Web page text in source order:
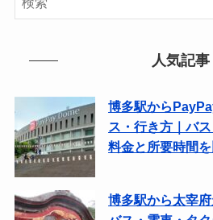
人気記事
博多駅から
ス・行き方｜バ
料金と所要時間を
博多駅から太宰府